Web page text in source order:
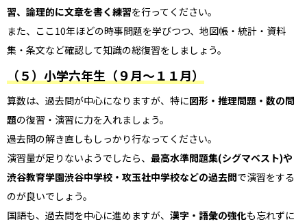
習、論理的に文章を書く練習を行ってください。
また、ここ10年ほどの時事問題を学びつつ、地図帳・統計・資料
集・条文など確認して知識の総復習をしましょう。
（５）小学六年生（９月～１１月）
算数は、過去問が中心になりますが、特に図形・推理問題・数の問
題の復習・演習に力を入れましょう。
過去問の解き直しもしっかり行なってください。
演習量が足りないようでしたら、 最高水準問題集(シグマベスト)や
渋谷教育学園渋谷中学校・攻玉社中学校などの過去問で演習をする
のが良いでしょう。
国語も、過去問を中心に進めますが、 漢字・語彙の強化も忘れずに